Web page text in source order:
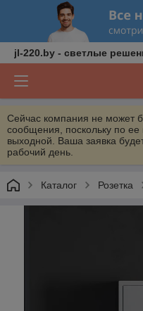
jl-220.by - светлые
Сейчас компания не может
сообщения, поскольку по ее
выходной. Ваша заявка
рабочий день.
Каталог Розетка